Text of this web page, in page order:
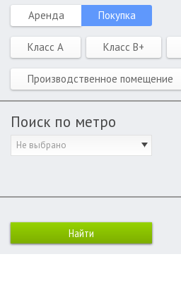
Аренда Покупка
Класс A Класс B+
Производственное помещение
Поиск по метро
Не выбрано